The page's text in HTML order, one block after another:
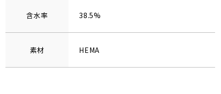
含水率 38.5%
素材 HEMA